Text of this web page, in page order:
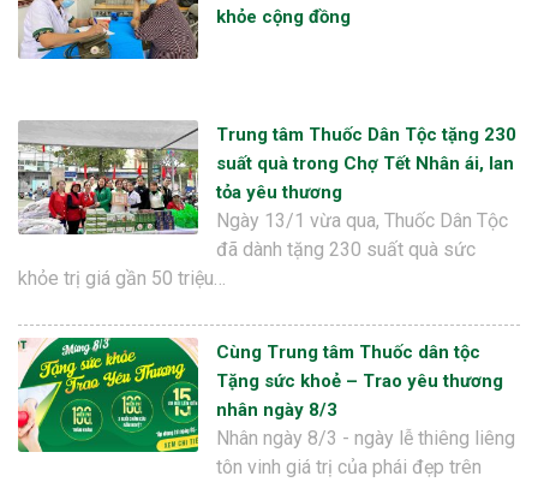
khỏe cộng đồng
Trung tâm Thuốc Dân Tộc tặng 230
suất quà trong Chợ Tết Nhân ái, lan
tỏa yêu thương
Ngày 13/1 vừa qua, Thuốc Dân Tộc
đã dành tặng 230 suất quà sức
khỏe trị giá gần 50 triệu…
Cùng Trung tâm Thuốc dân tộc
Tặng sức khoẻ – Trao yêu thương
nhân ngày 8/3
Nhân ngày 8/3 - ngày lễ thiêng liêng
tôn vinh giá trị của phái đẹp trên